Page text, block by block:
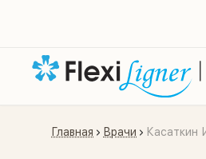
Главная Врачи Касаткин